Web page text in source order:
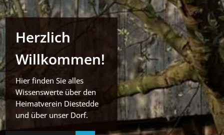
Herzlich
Willkommen!
Hier finden Sie alles
Wissenswerte über den
Heimatverein Diestedde
und über unser Dorf.